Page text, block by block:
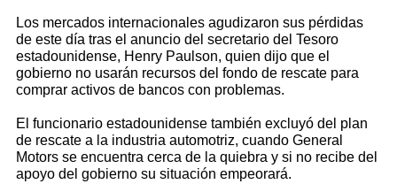
Los mercados internacionales agudizaron sus pérdidas
de este día tras el anuncio del secretario del Tesoro
estadounidense, Henry Paulson, quien dijo que el
gobierno no usarán recursos del fondo de rescate para
comprar activos de bancos con problemas.
El funcionario estadounidense también excluyó del plan
de rescate a la industria automotriz, cuando General
Motors se encuentra cerca de la quiebra y si no recibe del
apoyo del gobierno su situación empeorará.